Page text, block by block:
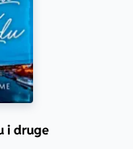
i druge